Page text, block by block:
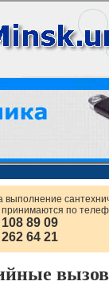
выполнение
принимаются по
89 09
64 21